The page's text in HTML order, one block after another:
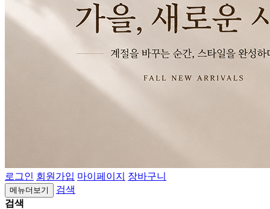
로그인 회원가입 마이페이지 장바구니
메뉴더보기
검색
검색